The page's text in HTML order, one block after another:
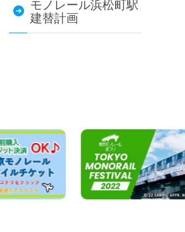
モノレール浜松町駅
建替計画